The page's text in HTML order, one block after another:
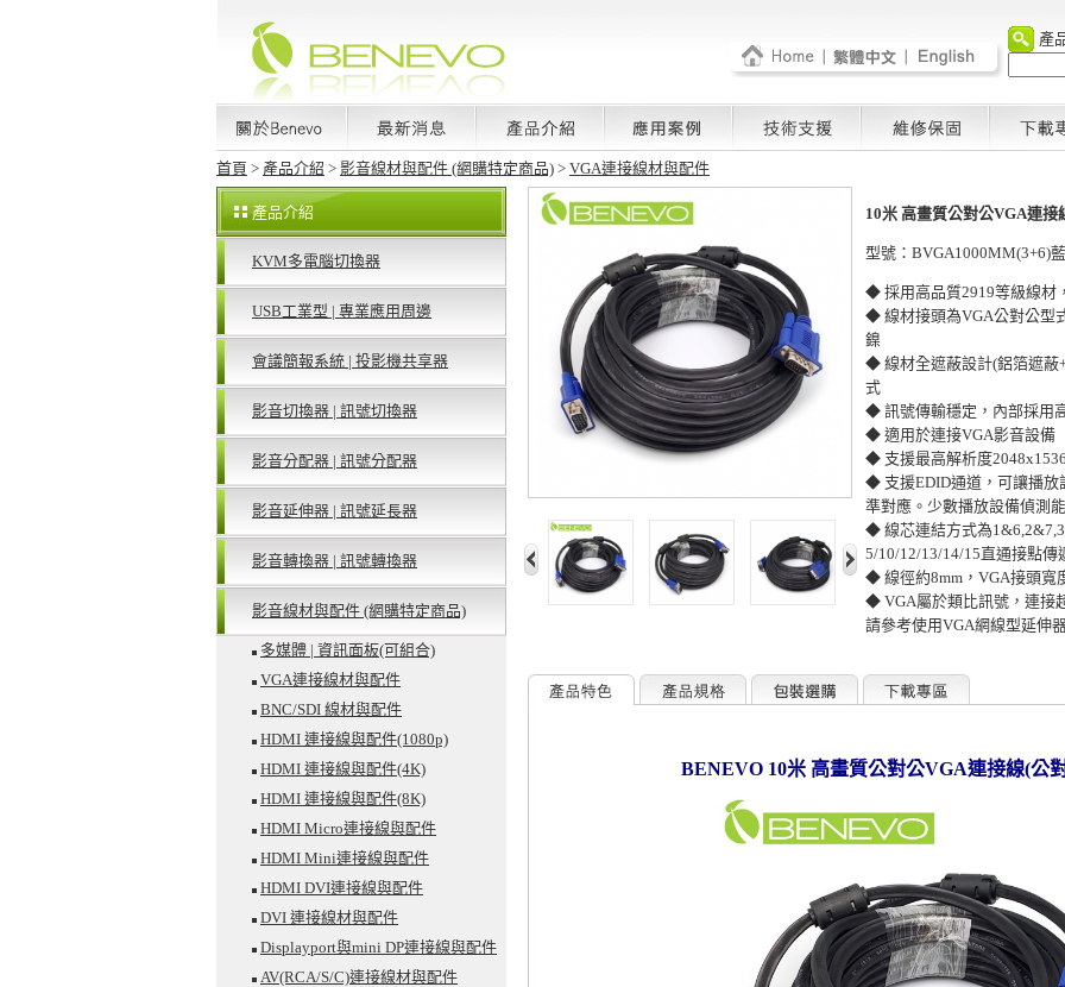
產
首頁 > 產品介紹 > 影音線材與配件 (網購特定商品) > VGA連接線材與配件
產品介紹
KVM多電腦切換器
USB工業型 | 專業應用周邊
會議簡報系統 | 投影機共享器
影音切換器 | 訊號切換器
影音分配器 | 訊號分配器
影音延伸器 | 訊號延長器
影音轉換器 | 訊號轉換器
影音線材與配件 (網購特定商品)
多媒體 | 資訊面板(可組合)
VGA連接線材與配件
BNC/SDI 線材與配件
HDMI 連接線與配件(1080p)
HDMI 連接線與配件(4K)
HDMI 連接線與配件(8K)
HDMI Micro連接線與配件
HDMI Mini連接線與配件
HDMI DVI連接線與配件
DVI 連接線材與配件
Displayport與mini DP連接線與配件
AV(RCA/S/C)連接線材與配件
10米 高畫質公對公VGA連接
型號：BVGA1000MM(3+6)藍
◆ 採用高品質2919等級線材
◆ 線材接頭為VGA公對公型
鎳
◆ 線材全遮蔽設計(鋁箔遮蔽
式
◆ 訊號傳輸穩定，內部採用
◆ 適用於連接VGA影音設備
◆ 支援最高解析度
◆ 支援EDID通道，可讓播放
準對應。少數播放設備偵測
◆ 線芯連結方式為
5/10/12/13/14/15直通接點傳
◆ 線徑約8mm，VGA接頭寬
◆ VGA屬於類比訊號，連接
請參考使用VGA網線型延伸
BENEVO 10米 高畫質公對公VGA連接線(公